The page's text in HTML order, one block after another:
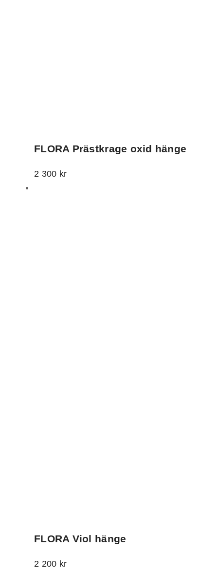
FLORA Prästkrage oxid hänge
2 300 kr
FLORA Viol hänge
2 200 kr